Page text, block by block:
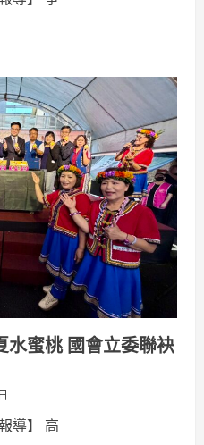
水蜜桃 國會立委聯袂
導】 高